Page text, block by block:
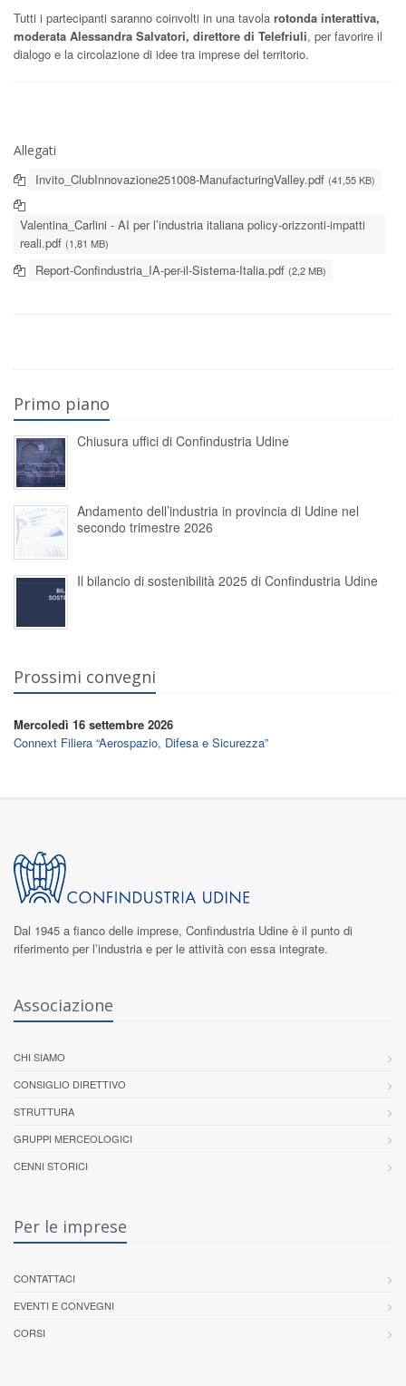
Tutti i partecipanti saranno coinvolti in una tavola rotonda interattiva,
moderata Alessandra Salvatori, direttore di Telefriuli, per favorire il
dialogo e la circolazione di idee tra imprese del territorio.
Allegati
Invito_ClubInnovazione251008-ManufacturingValley.pdf (41,55 KB)
Valentina_Carlini - AI per l’industria italiana policy-orizzonti-impatti
reali.pdf (1,81 MB)
Report-Confindustria_IA-per-il-Sistema-Italia.pdf (2,2 MB)
Primo piano
Chiusura uffici di Confindustria Udine
Andamento dell’industria in provincia di Udine nel
secondo trimestre 2026
Il bilancio di sostenibilità 2025 di Confindustria Udine
Prossimi convegni
Mercoledì 16 settembre 2026
Connext Filiera “Aerospazio, Difesa e Sicurezza”
Dal 1945 a fianco delle imprese, Confindustria Udine è il punto di
riferimento per l’industria e per le attività con essa integrate.
Associazione
CHI SIAMO
CONSIGLIO DIRETTIVO
STRUTTURA
GRUPPI MERCEOLOGICI
CENNI STORICI
Per le imprese
CONTATTACI
EVENTI E CONVEGNI
CORSI